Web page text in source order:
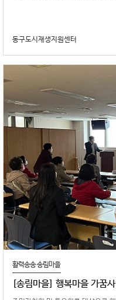
동구도시재생지원센터
활력송송 송림마을
[송림마을] 행복마을 가꿈